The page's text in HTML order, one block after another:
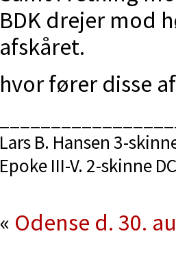
BDK drejer mod
afskåret.
hvor fører disse
Lars B. Hansen 3-
Epoke III-V. 2-skinne
« Odense d. 30.